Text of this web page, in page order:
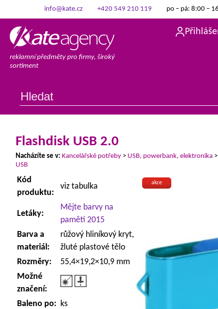
info@kate.cz +420 549 210 119 po – pá: 8:00 –
reklamní předměty pro firmy, široký
sortiment
Flashdisk USB 2.0
Nacházíte se v: Kancelářské potřeby > USB, powerbank, elektronika
USB
akce
Kód
produktu:
viz tabulka
Letáky:
Mějte barvy na
paměti 2015
Barva a
materiál:
růžový hliníkový kryt,
žluté plastové tělo
Rozměry:
55,4×19,2×10,9 mm
Možné
značení:
Baleno po: ks